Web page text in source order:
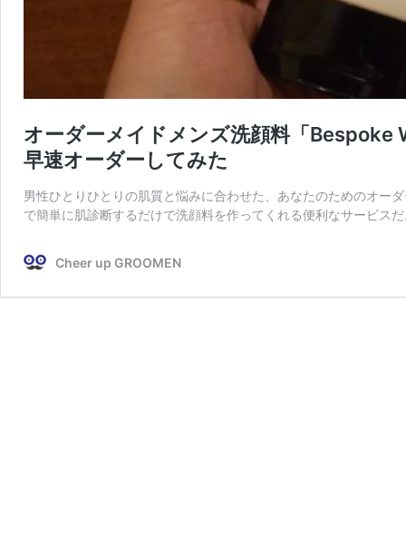
オーダーメイドメンズ洗顔料「Bespoke
早速オーダーしてみた
男性ひとりひとりの肌質と悩みに合わせた、あなたのためのオー
で簡単に肌診断するだけで洗顔料を作ってくれる便利なサービス
Cheer up GROOMEN